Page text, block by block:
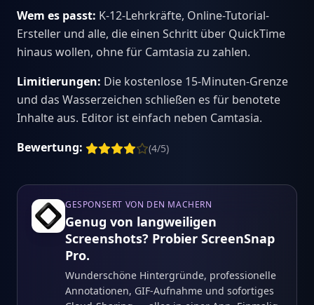
Wem es passt: K-12-Lehrkräfte, Online-Tutorial-
Ersteller und alle, die einen Schritt über QuickTime
hinaus wollen, ohne für Camtasia zu zahlen.
Limitierungen: Die kostenlose 15-Minuten-Grenze
und das Wasserzeichen schließen es für benotete
Inhalte aus. Editor ist einfach neben Camtasia.
Bewertung:
(4/5)
GESPONSERT VON DEN MACHERN
Genug von langweiligen
Screenshots? Probier ScreenSnap
Pro.
Wunderschöne Hintergründe, professionelle
Annotationen, GIF-Aufnahme und sofortiges